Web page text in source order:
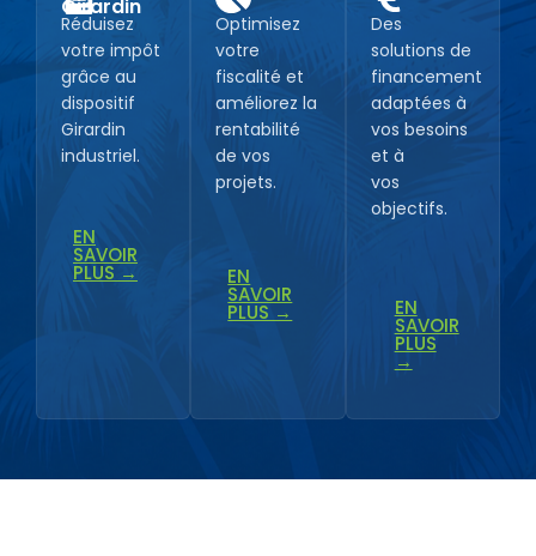
Girardin
Réduisez
votre impôt
grâce au
dispositif
Girardin
industriel.
EN
SAVOIR
PLUS →
Optimisez
votre
fiscalité et
améliorez la
rentabilité
de vos
projets.
EN
SAVOIR
PLUS →
Des
solutions de
financement
adaptées à
vos besoins
et à
vos
objectifs.
EN
SAVOIR
PLUS
→